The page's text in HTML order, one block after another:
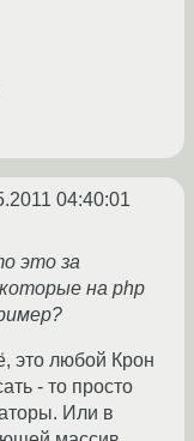
04:40:01
это за
на php
это любой Крон
- то просто
Или в